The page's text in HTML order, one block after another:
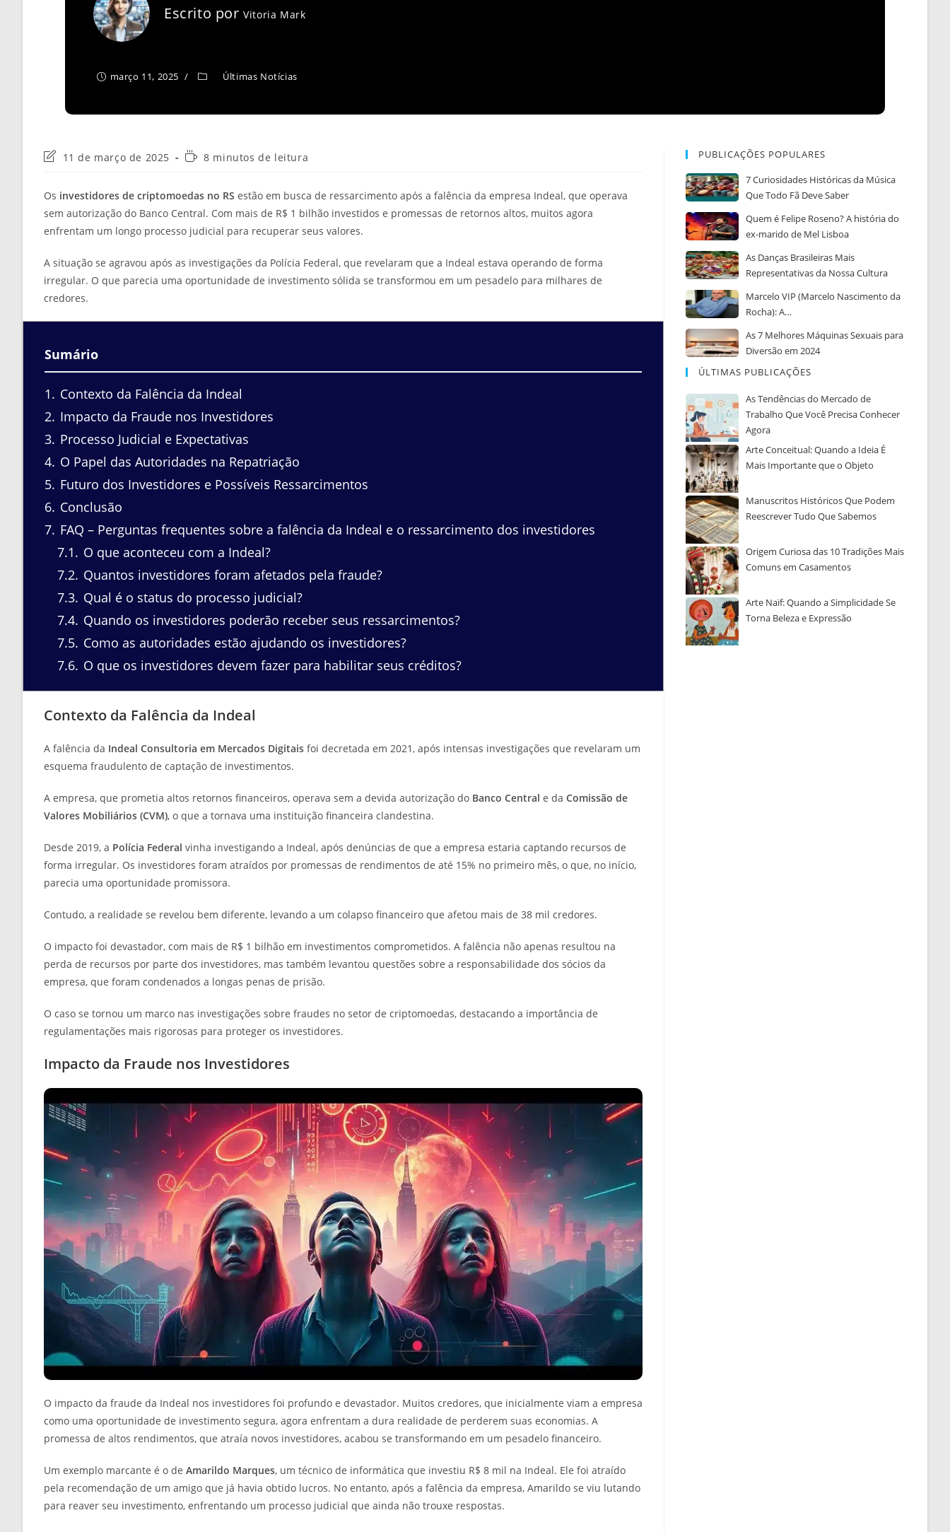
Escrito porVitoria Mark
março 11, 2025 Últimas Notícias
Última
post:
11 de março de 2025
Tempo8 minutos de leitura
Os investidores de criptomoedas no RS estão em busca de ressarcimento após a falência da empresa Indeal, que operava
sem autorização do Banco Central. Com mais de R$ 1 bilhão investidos e promessas de retornos altos, muitos agora
enfrentam um longo processo judicial para recuperar seus valores.
A situação se agravou após as investigações da Polícia Federal, que revelaram que a Indeal estava operando de forma
irregular. O que parecia uma oportunidade de investimento sólida se transformou em um pesadelo para milhares de
credores.
Sumário
1
Contexto da Falência da Indeal
2 Impacto da Fraude nos Investidores
3 Processo Judicial e Expectativas
4 O Papel das Autoridades na Repatriação
5 Futuro dos Investidores e Possíveis Ressarcimentos
6 Conclusão
7 FAQ – Perguntas frequentes sobre a falência da Indeal e o ressarcimento dos investidores
7.1
O que aconteceu com a Indeal?
7.2 Quantos investidores foram afetados pela fraude?
7.3 Qual é o status do processo judicial?
7.4 Quando os investidores poderão receber seus ressarcimentos?
7.5 Como as autoridades estão ajudando os investidores?
7.6 O que os investidores devem fazer para habilitar seus créditos?
Contexto da Falência da Indeal
A falência da Indeal Consultoria em Mercados Digitais foi decretada em 2021, após intensas investigações que revelaram um
esquema fraudulento de captação de investimentos.
A empresa, que prometia altos retornos financeiros, operava sem a devida autorização do Banco Central e da Comissão de
Valores Mobiliários (CVM), o que a tornava uma instituição financeira clandestina.
Desde 2019, a Polícia Federal vinha investigando a Indeal, após denúncias de que a empresa estaria captando recursos de
forma irregular. Os investidores foram atraídos por promessas de rendimentos de até 15% no primeiro mês, o que, no início,
parecia uma oportunidade promissora.
Contudo, a realidade se revelou bem diferente, levando a um colapso financeiro que afetou mais de 38 mil credores.
O impacto foi devastador, com mais de R$ 1 bilhão em investimentos comprometidos. A falência não apenas resultou na
perda de recursos por parte dos investidores, mas também levantou questões sobre a responsabilidade dos sócios da
empresa, que foram condenados a longas penas de prisão.
O caso se tornou um marco nas investigações sobre fraudes no setor de criptomoedas, destacando a importância de
regulamentações mais rigorosas para proteger os investidores.
Impacto da Fraude nos Investidores
O impacto da fraude da Indeal nos investidores foi profundo e devastador. Muitos credores, que inicialmente viam a empresa
como uma oportunidade de investimento segura, agora enfrentam a dura realidade de perderem suas economias. A
promessa de altos rendimentos, que atraía novos investidores, acabou se transformando em um pesadelo financeiro.
Um exemplo marcante é o de Amarildo Marques, um técnico de informática que investiu R$ 8 mil na Indeal. Ele foi atraído
pela recomendação de um amigo que já havia obtido lucros. No entanto, após a falência da empresa, Amarildo se viu lutando
para reaver seu investimento, enfrentando um processo judicial que ainda não trouxe respostas.
PUBLICAÇÕES POPULARES
7 Curiosidades Históricas da Música
Que Todo Fã Deve Saber
Quem é Felipe Roseno? A história do
ex-marido de Mel Lisboa
As Danças Brasileiras Mais
Representativas da Nossa Cultura
Marcelo VIP (Marcelo Nascimento da
Rocha): A…
As 7 Melhores Máquinas Sexuais para
Diversão em 2024
ÚLTIMAS PUBLICAÇÕES
As Tendências do Mercado de
Trabalho Que Você Precisa Conhecer
Agora
Arte Conceitual: Quando a Ideia É
Mais Importante que o Objeto
Manuscritos Históricos Que Podem
Reescrever Tudo Que Sabemos
Origem Curiosa das 10 Tradições Mais
Comuns em Casamentos
Arte Naïf: Quando a Simplicidade Se
Torna Beleza e Expressão